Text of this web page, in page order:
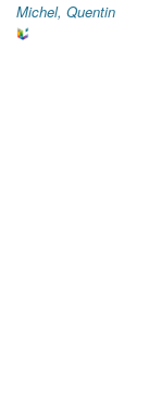
Michel, Quentin